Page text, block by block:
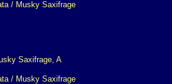
/ Musky Saxifrage
/ Musky Saxifrage